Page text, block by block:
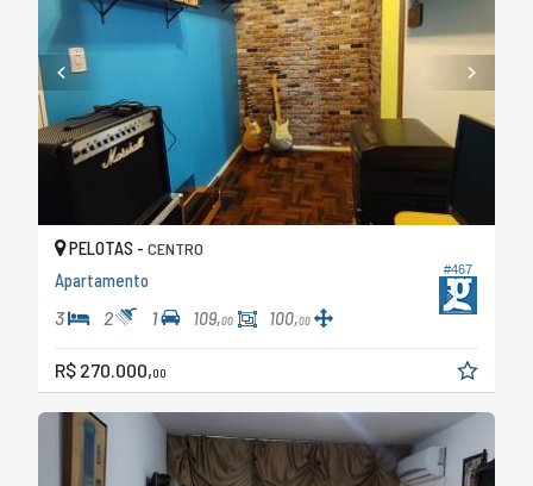
#467
PELOTAS - CENTRO
Apartamento
3 2 1 109,00 100,00
R$ 270.000,00